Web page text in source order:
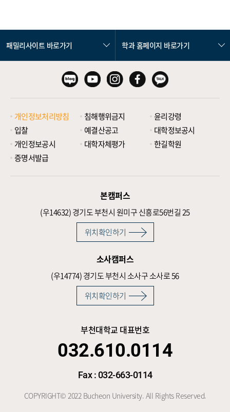
패밀리사이트 바로가기 학과 홈페이지 바로가기
개인정보처리방침 침해행위금지
윤리강령
입찰
예결산공고
대학정보공시
개인정보공시
대학자체평가
한길학원
증명서발급
본캠퍼스
(우14632)경기도 부천시 원미구 신흥로56번길 25
위치확인하기
소사캠퍼스
(우14774)경기도 부천시 소사구 소사로 56
위치확인하기
부천대학교 대표번호
032.610.0114
Fax : 032-663-0114
COPYRIGHT© 2022 Bucheon University. All Rights Reserved.